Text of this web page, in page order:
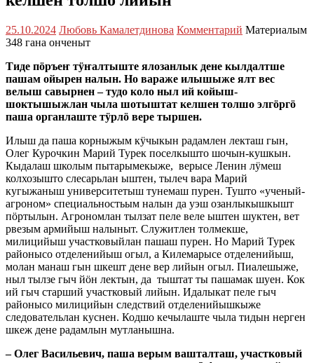
25.10.2024 Любовь Камалетдинова Комментарий Материалым
348 гана онченыт
Тиде пӧръеҥ тӱҥалтыште ялозанлык дене кылдалтше
пашам ойырен налын. Но вараже илышыже ялт вес
велыш савырнен – тудо коло ныл ий койыш-
шоктышыжлан чыла шотыштат келшен толшо элгӧргӧ
паша органлаште тӱрлӧ вере тыршен.
Илыш да паша корныжым кӱчыкын радамлен лекташ гын,
Олег Курочкин Марий Турек поселкышто шочын-кушкын.
Кыдалаш школым пытарымекыже, верысе Ленин лӱмеш
колхозышто слесарьлан ыштен, тылеч вара Марий
кугыжаныш университетыш тунемаш пурен. Тушто «ученый-
агроном» специальностьым налын да уэш озанлыкышкышт
пӧртылын. Агрономлан тылзат пеле веле ыштен шуктен, вет
рвезым армийыш налыныт. Служитлен толмекше,
милицийыш участковыйлан пашаш пурен. Но Марий Турек
районысо отделенийыш огыл, а Килемарысе отделенийыш,
молан манаш гын шкешт дене вер лийын огыл. Пиалешыже,
ныл тылзе гыч йӧн лектын, да тыштат ты пашамак шуен. Кок
ий гыч старший участковый лийын. Идалыкат пеле гыч
районысо милицийын следствий отделенийышкыже
следовательлан куснен. Кодшо кечылаште чыла тидын нерген
шкеж дене радамлын мутланышна.
– Олег Васильевич, паша верым вашталташ, участковый